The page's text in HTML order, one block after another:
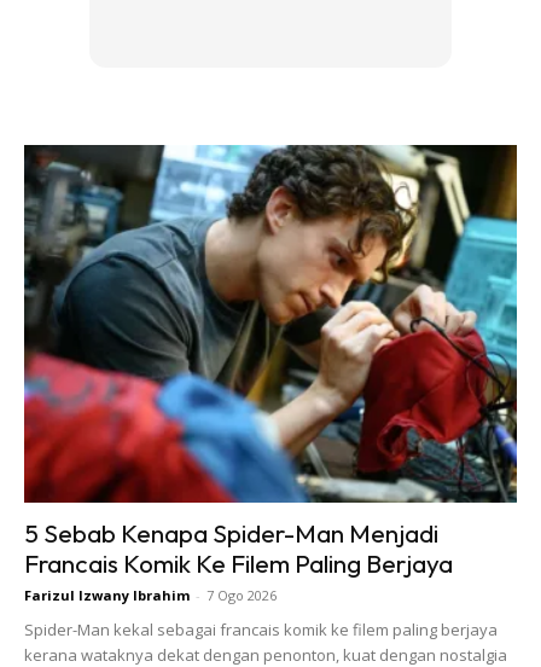
KEROSAKAN SARAF
Dalam kes lebih teruk seseorang berdepan masalah ini
boleh terkencing di mana-mana dan bila-bila sahaja.
Apabila batuk atau bersin, air kencing boleh keluar tanpa
disedari. Bagi mereka yang mengalami kerosakan buah
pinggang, uretra yang tersumbat atau pun kerosakan saraf
turut berlaku.
Tahukah anda bahawa jika kencing melebihi lapan kali
dalam sehari ia merupakan indikasi sesuatu yang tidak
normal berlaku. Jangan pula anda mengurangkan jumlah
pengambilan air kerana ingin elak tahan kencing kerana itu
adalah tindakan salah.
5 Sebab Kenapa Spider-Man Menjadi
Francais Komik Ke Filem Paling Berjaya
Farizul Izwany Ibrahim - 7 Ogo 2026
Spider-Man kekal sebagai francais komik ke filem paling berjaya
kerana wataknya dekat dengan penonton, kuat dengan nostalgia